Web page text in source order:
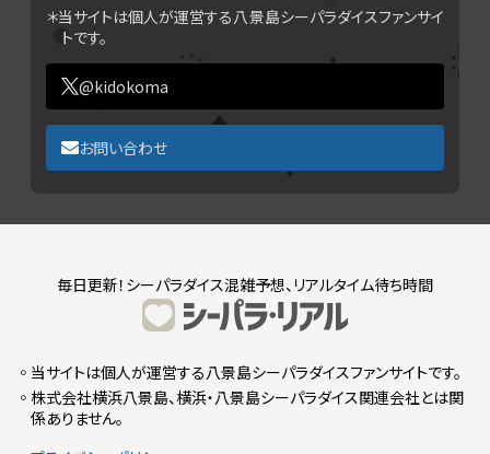
＊当サイトは個人が運営する八景島シーパラダイスファンサイ
トです。
@kidokoma
お問い合わせ
毎日更新！シーパラダイス混雑予想、リアルタイム待ち時間
◦当サイトは個人が運営する八景島シーパラダイスファンサイトです。
◦株式会社横浜八景島、横浜・八景島シーパラダイス関連会社とは関
係ありません。